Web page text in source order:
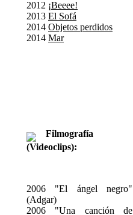
2012 ¡Beeee!
2013 El Sofá
2014 Objetos perdidos
2014 Mar
Filmografía
(Videoclips):
2006 "El ángel negro"
(Adgar)
2006 "Una canción de